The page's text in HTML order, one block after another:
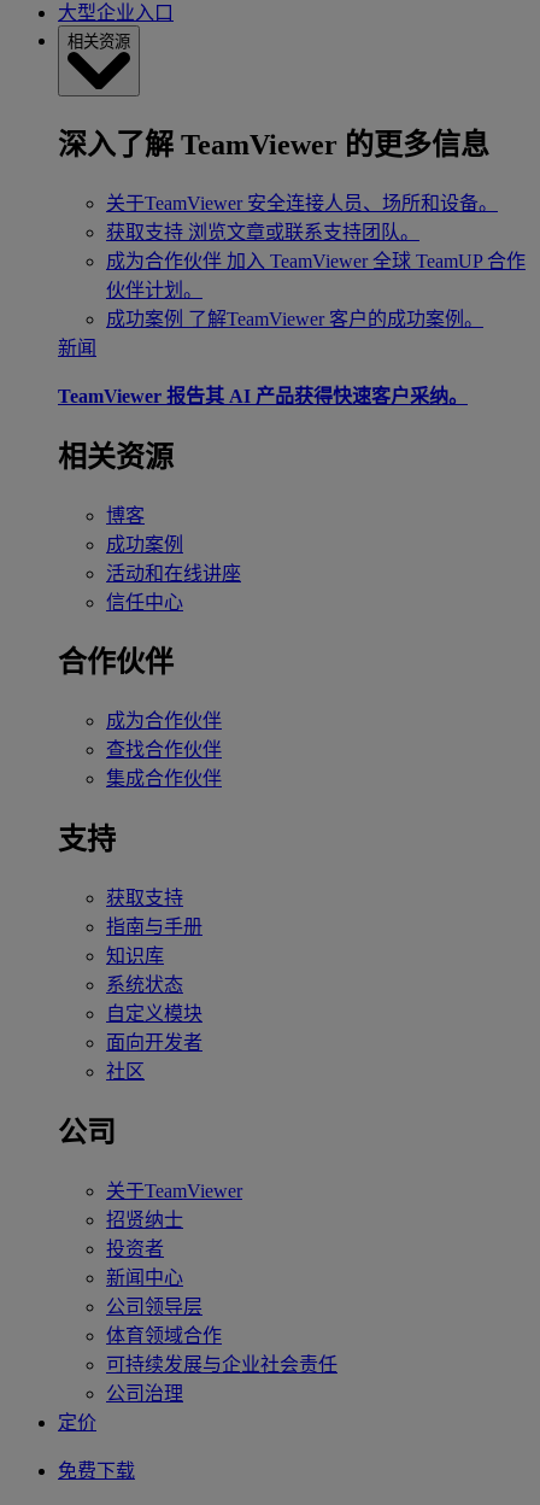
大型企业入口
相关资源
深入了解 TeamViewer 的更多信息
关于TeamViewer 安全连接人员、场所和设备。
获取支持 浏览文章或联系支持团队。
成为合作伙伴 加入 TeamViewer 全球 TeamUP 合作
伙伴计划。
成功案例 了解TeamViewer 客户的成功案例。
新闻
TeamViewer 报告其 AI 产品获得快速客户采纳。
相关资源
博客
成功案例
活动和在线讲座
信任中心
合作伙伴
成为合作伙伴
查找合作伙伴
集成合作伙伴
支持
获取支持
指南与手册
知识库
系统状态
自定义模块
面向开发者
社区
公司
关于TeamViewer
招贤纳士
投资者
新闻中心
公司领导层
体育领域合作
可持续发展与企业社会责任
公司治理
定价
免费下载